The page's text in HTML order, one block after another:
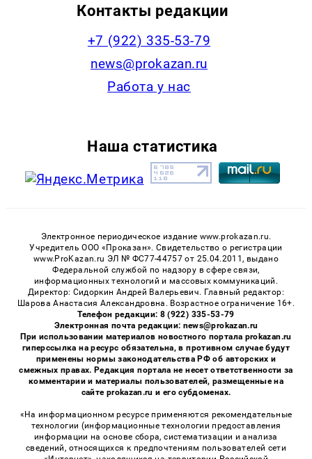
Контакты редакции
+7 (922) 335-53-79
news@prokazan.ru
Работа у нас
Наша статистика
Электронное периодическое издание www.prokazan.ru.
Учредитель ООО «Проказан». Cвидетельство о регистрации
www.ProKazan.ru ЭЛ № ФС77-44757 от 25.04.2011, выдано
Федеральной службой по надзору в сфере связи,
информационных технологий и массовых коммуникаций.
Директор: Сидоркин Андрей Валерьевич. Главный редактор:
Шарова Анастасия Александровна. Возрастное ограничение 16+.
Телефон редакции: 8 (922) 335-53-79
Электронная почта редакции: news@prokazan.ru
При использовании материалов новостного портала prokazan.ru
гиперссылка на ресурс обязательна, в противном случае будут
применены нормы законодательства РФ об авторских и
смежных правах. Редакция портала не несет ответственности за
комментарии и материалы пользователей, размещенные на
сайте prokazan.ru и его субдоменах.
«На информационном ресурсе применяются рекомендательные
технологии (информационные технологии предоставления
информации на основе сбора, систематизации и анализа
сведений, относящихся к предпочтениям пользователей сети